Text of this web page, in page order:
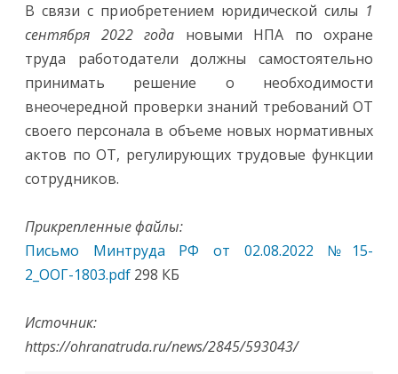
В связи с приобретением юридической силы 1
сентября 2022 года новыми НПА по охране
труда работодатели должны самостоятельно
принимать решение о необходимости
внеочередной проверки знаний требований ОТ
своего персонала в объеме новых нормативных
актов по ОТ, регулирующих трудовые функции
сотрудников.
Прикрепленные файлы:
Письмо Минтруда РФ от 02.08.2022 №15-
2_ООГ-1803.pdf 298 КБ
Источник:
https://ohranatruda.ru/news/2845/593043/